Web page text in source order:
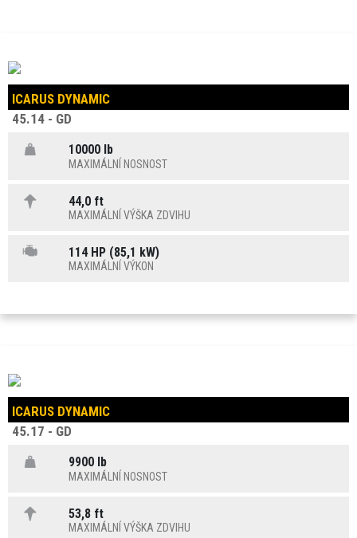
ICARUS DYNAMIC
45.14 - GD
10000 lb
MAXIMÁLNÍ NOSNOST
44,0 ft
MAXIMÁLNÍ VÝŠKA ZDVIHU
114 HP (85,1 kW)
MAXIMÁLNÍ VÝKON
ICARUS DYNAMIC
45.17 - GD
9900 lb
MAXIMÁLNÍ NOSNOST
53,8 ft
MAXIMÁLNÍ VÝŠKA ZDVIHU